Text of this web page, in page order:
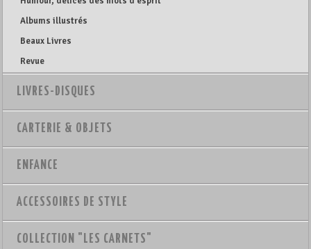
Albums illustrés
Beaux Livres
Revue
LIVRES-DISQUES
CARTERIE & OBJETS
ENFANCE
ACCESSOIRES DE STYLE
COLLECTION "LES CARNETS"